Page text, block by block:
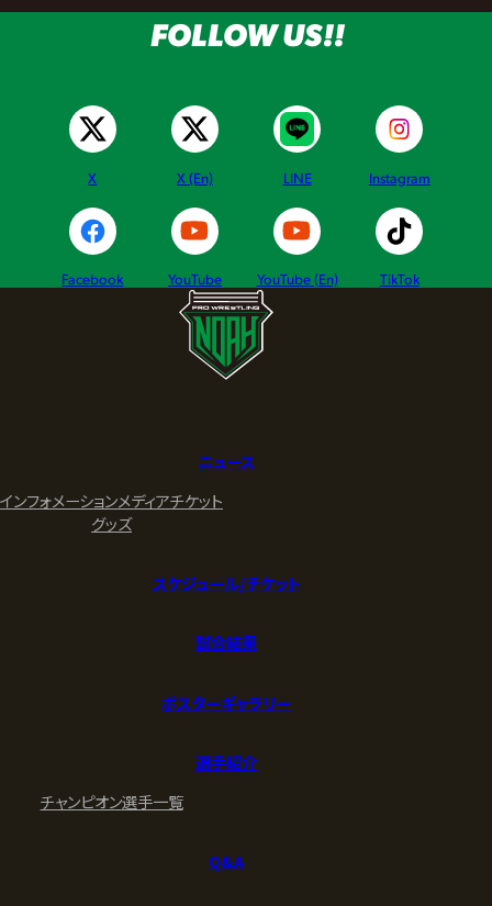
FOLLOW US!!
X X (En) LINE Instagram
Facebook YouTube YouTube (En) TikTok
ニュース
インフォメーションメディアチケット
グッズ
スケジュール/チケット
試合結果
ポスターギャラリー
選手紹介
チャンピオン選手一覧
Q&A